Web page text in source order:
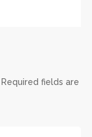
Required fields are